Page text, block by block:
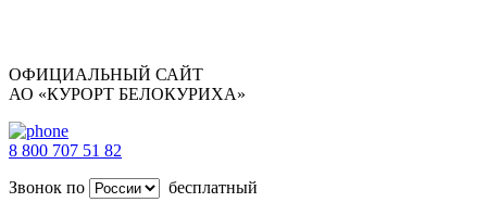
ОФИЦИАЛЬНЫЙ САЙТ
АО «КУРОРТ БЕЛОКУРИХА»
8 800 707 51 82
Звонок по
бесплатный